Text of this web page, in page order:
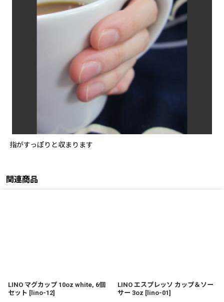
指がすっぽりと収まります
関連商品
LINO マグカップ 10oz white, 6個
セット [ lino-12]
LINO エスプレッソ カップ＆ソー
サー 3oz [ lino-01]